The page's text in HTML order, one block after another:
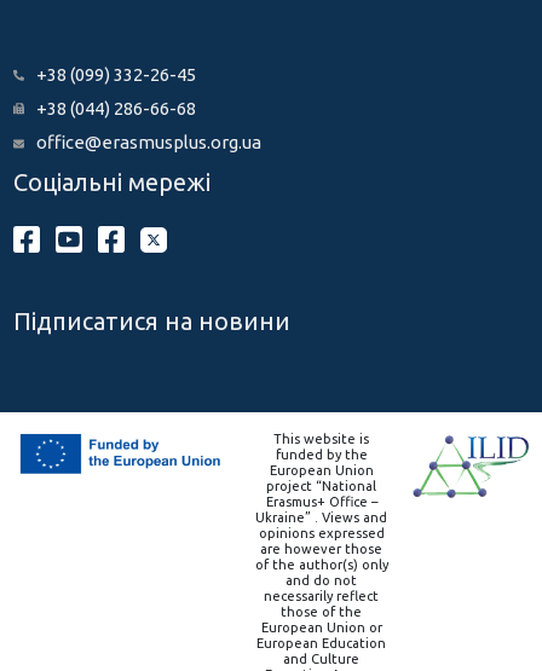
+38 (099) 332-26-45
+38 (044) 286-66-68
office@erasmusplus.org.ua
Соціальні мережі
Підписатися на новини
This website is
funded by the
European Union
project “National
Erasmus+ Office –
Ukraine” . Views and
opinions expressed
are however those
of the author(s) only
and do not
necessarily reflect
those of the
European Union or
European Education
and Culture